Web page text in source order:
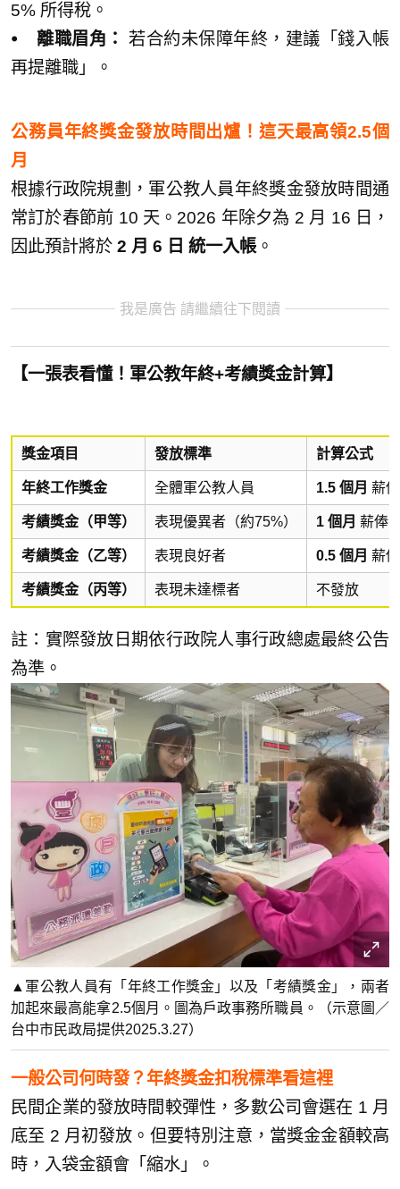
5% 所得稅。
⦁ 離職眉角：
若合約未保障年終，建議「錢入帳
再提離職」。
公務員年終獎金發放時間出爐！這天最高領2.5個
月
根據行政院規劃，軍公教人員年終獎金發放時間通
常訂於春節前 10 天。2026 年除夕為 2 月 16 日，
因此預計將於 2 月 6 日 統一入帳。
我是廣告 請繼續往下閱讀
【一張表看懂！軍公教年終+考績獎金計算】
獎金項目 發放標準 計算公式
年終工作獎金 全體軍公教人員 1.5 個月 薪俸
考績獎金（甲等） 表現優異者（約75%） 1 個月 薪俸
考績獎金（乙等） 表現良好者 0.5 個月 薪俸
考績獎金（丙等） 表現未達標者 不發放
註：實際發放日期依行政院人事行政總處最終公告
為準。
▲軍公教人員有「年終工作獎金」以及「考績獎金」，兩者
加起來最高能拿2.5個月。圖為戶政事務所職員。（示意圖／
台中市民政局提供2025.3.27）
一般公司何時發？年終獎金扣稅標準看這裡
民間企業的發放時間較彈性，多數公司會選在 1 月
底至 2 月初發放。但要特別注意，當獎金金額較高
時，入袋金額會「縮水」。